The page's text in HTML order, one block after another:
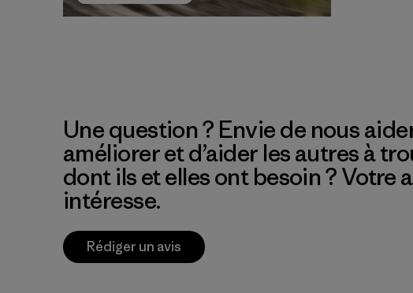
Une question ? Envie de nous
améliorer et d’aider les autres à
dont ils et elles ont besoin ? Votre
intéresse.
Rédiger un avis